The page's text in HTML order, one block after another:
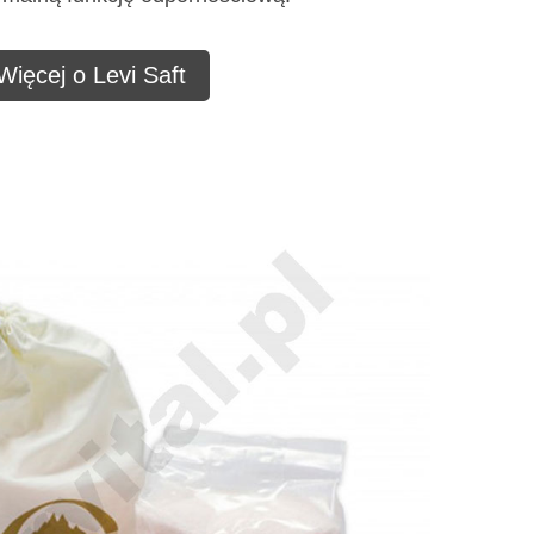
o Levi Saft